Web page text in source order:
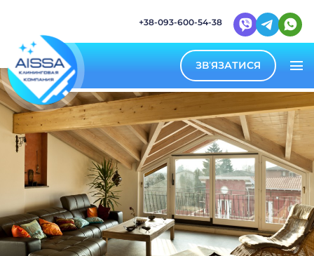
+38-093-600-54-38
ЗВ’ЯЗАТИСЯ